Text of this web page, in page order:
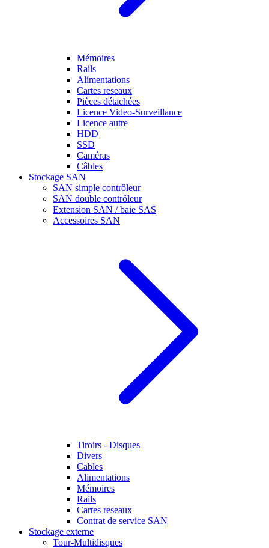
Mémoires
Rails
Alimentations
Cartes reseaux
Pièces détachées
Licence Video-Surveillance
Licence autre
HDD
SSD
Caméras
Câbles
Stockage SAN
SAN simple contrôleur
SAN double contrôleur
Extension SAN / baie SAS
Accessoires SAN
Tiroirs - Disques
Divers
Cables
Alimentations
Mémoires
Rails
Cartes reseaux
Contrat de service SAN
Stockage externe
Tour-Multidisques